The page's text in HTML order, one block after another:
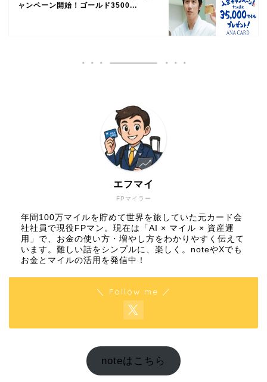
ャンペーン開始！ゴールド3500...
FPマイラー
エフマイ
年間100万マイルを貯めて世界を旅していた元カード会
社社員で現役FPマン。現在は「AI × マイル × 資産運
用」で、お金の使い方・増やし方をわかりやすく伝えて
います。難しい話をシンプルに、楽しく。noteやXでも
お金とマイルの活用を発信中！
＼ Follow me ／
noteはこちら